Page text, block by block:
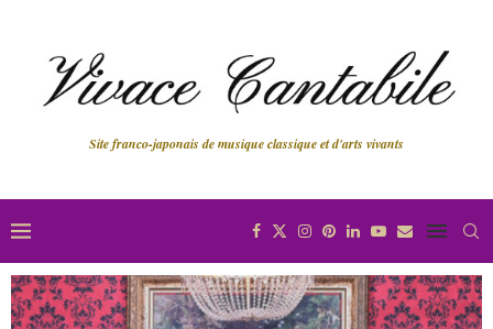
Site franco-japonais de musique classique et d'arts vivants